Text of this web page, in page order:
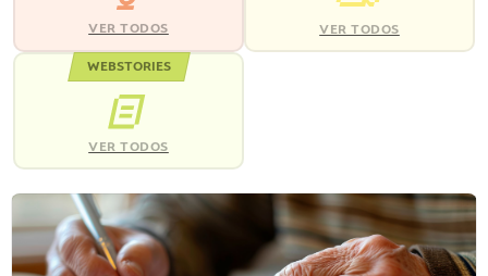
VER TODOS VER TODOS
WEBSTORIES
VER TODOS